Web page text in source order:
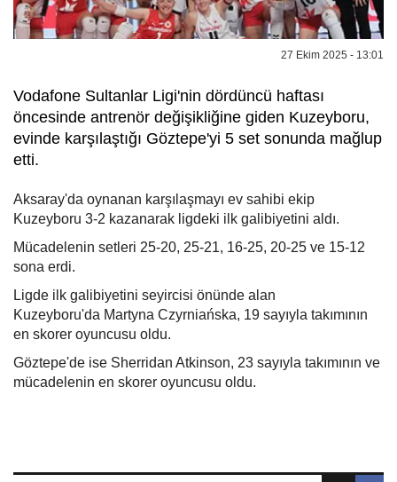
27 Ekim 2025 - 13:01
Vodafone Sultanlar Ligi'nin dördüncü haftası
öncesinde antrenör değişikliğine giden Kuzeyboru,
evinde karşılaştığı Göztepe'yi 5 set sonunda mağlup
etti.
Aksaray'da oynanan karşılaşmayı ev sahibi ekip
Kuzeyboru 3-2 kazanarak ligdeki ilk galibiyetini aldı.
Mücadelenin setleri 25-20, 25-21, 16-25, 20-25 ve 15-12
sona erdi.
Ligde ilk galibiyetini seyircisi önünde alan
Kuzeyboru'da Martyna Czyrniańska, 19 sayıyla takımının
en skorer oyuncusu oldu.
Göztepe'de ise Sherridan Atkinson, 23 sayıyla takımının ve
mücadelenin en skorer oyuncusu oldu.